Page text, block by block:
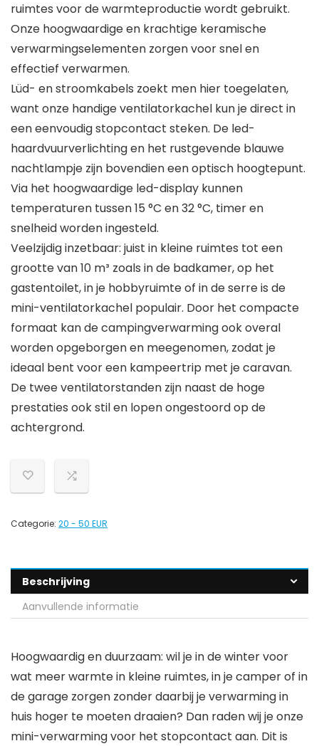
ruimtes voor de warmteproductie wordt gebruikt.
Onze hoogwaardige en krachtige keramische
verwarmingselementen zorgen voor snel en
effectief verwarmen.
Lüd- en stroomkabels zoekt men hier toegelaten,
want onze handige ventilatorkachel kun je direct in
een eenvoudig stopcontact steken. De led-
haardvuurverlichting en het rustgevende blauwe
nachtlampje zijn bovendien een optisch hoogtepunt.
Via het hoogwaardige led-display kunnen
temperaturen tussen 15 °C en 32 °C, timer en
snelheid worden ingesteld.
Veelzijdig inzetbaar: juist in kleine ruimtes tot een
grootte van 10 m³ zoals in de badkamer, op het
gastentoilet, in je hobbyruimte of in de serre is de
mini-ventilatorkachel populair. Door het compacte
formaat kan de campingverwarming ook overal
worden opgeborgen en meegenomen, zodat je
ideaal bent voor een kampeertrip met je caravan.
De twee ventilatorstanden zijn naast de hoge
prestaties ook stil en lopen ongestoord op de
achtergrond.
Categorie: 20 - 50 EUR
Beschrijving
Aanvullende informatie
Hoogwaardig en duurzaam: wil je in de winter voor
wat meer warmte in kleine ruimtes, in je camper of in
de garage zorgen zonder daarbij je verwarming in
huis hoger te moeten draaien? Dan raden wij je onze
mini-verwarming voor het stopcontact aan. Dit is